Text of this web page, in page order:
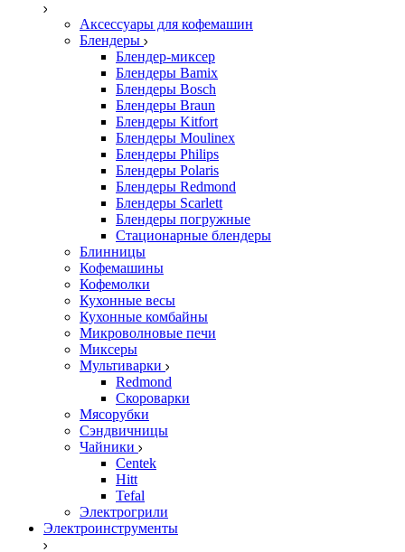
Аксессуары для кофемашин
Блендеры
Блендер-миксер
Блендеры Bamix
Блендеры Bosch
Блендеры Braun
Блендеры Kitfort
Блендеры Moulinex
Блендеры Philips
Блендеры Polaris
Блендеры Redmond
Блендеры Scarlett
Блендеры погружные
Стационарные блендеры
Блинницы
Кофемашины
Кофемолки
Кухонные весы
Кухонные комбайны
Микроволновые печи
Миксеры
Мультиварки
Redmond
Скороварки
Мясорубки
Сэндвичницы
Чайники
Centek
Hitt
Tefal
Электрогрили
Электроинструменты